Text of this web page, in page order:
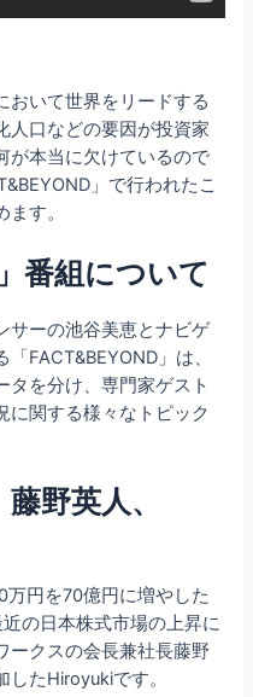
おいて世界をリードする
人口などの要因が投資家
が本当に欠けているので
」で行われたこ
す。
番組について
サーの池谷美恵とナビゲ
FACT&BEYOND」は、
タを分け、専門家ゲスト
に関する様々なトピック
野英人、
円を70億円に増やした
の日本株式市場の上昇に
ークスの会長兼社長藤野
たHiroyukiです。